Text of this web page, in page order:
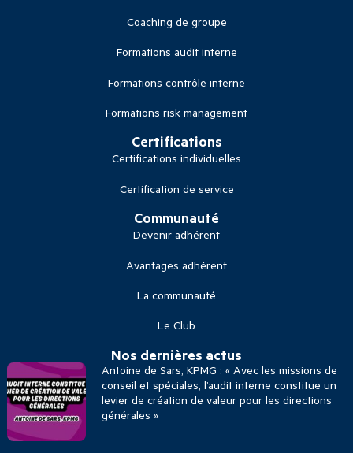
Coaching de groupe
Formations audit interne
Formations contrôle interne
Formations risk management
Certifications
Certifications individuelles
Certification de service
Communauté
Devenir adhérent
Avantages adhérent
La communauté
Le Club
Nos dernières actus
Antoine de Sars, KPMG : « Avec les missions de
conseil et spéciales, l’audit interne constitue un
levier de création de valeur pour les directions
générales »